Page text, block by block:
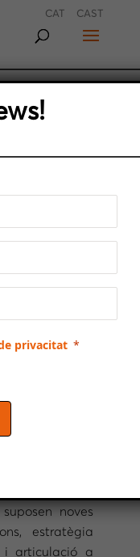
CAT CAST
polaritats,
FEM Vallès i
noves
estratègia
i articulació a
privacitat